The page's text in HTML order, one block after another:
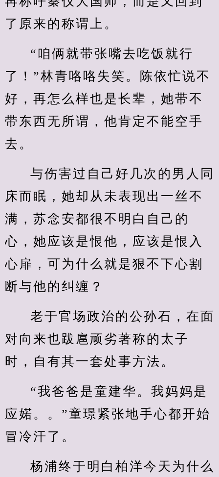
了原来的称谓上。
“咱俩就带张嘴去吃饭就行
了！”林青咯咯失笑。陈依忙说不
好，再怎么样也是长辈，她带不
带东西无所谓，他肯定不能空手
去。
与伤害过自己好几次的男人同
床而眠，她却从未表现出一丝不
满，苏念安都很不明白自己的
心，她应该是恨他，应该是恨入
心扉，可为什么就是狠不下心割
断与他的纠缠？
老于官场政治的公孙石，在面
对向来也跋扈顽劣著称的太子
时，自有其一套处事方法。
“我爸爸是童建华。我妈妈是
应婼。。”童璟紧张地手心都开始
冒冷汗了。
杨浦终于明白柏洋今天为什么